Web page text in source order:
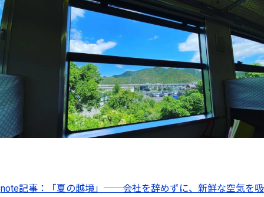
note記事：「夏の越境」──会社を辞めずに、新鮮な空気を吸